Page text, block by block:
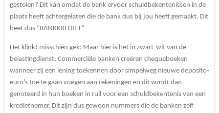
gestolen? Dit kan omdat de bank ervoor schuldbekentenissen in de
plaats heeft achtergelaten die de bank dus bij jou heeft gemaakt. Dit
heet dus “BANKKREDIET”
Het klinkt misschien gek: Maar hier is het in zwart-wit van de
belastingdienst: Commerciële banken creëren chequeboeken
wanneer zij een lening toekennen door simpelweg nieuwe deposito-
euro’s toe te gaan voegen aan rekeningen en dit wordt dan
genoteerd in hun boeken in ruil voor een schuldbekentenis van een
kredietnemer. Dit zijn dus gewoon nummers die de banken zelf